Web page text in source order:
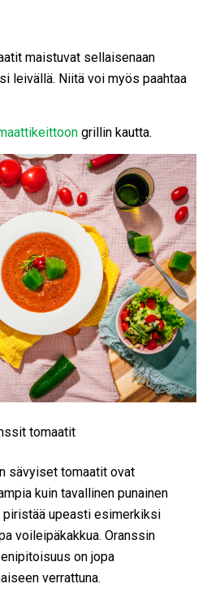
maistuvat sellaisenaan
leivällä. Niitä voi myös paahtaa
grillin kautta.
tomaatit
sävyiset tomaatit ovat
kuin tavallinen punainen
piristää upeasti esimerkiksi
voileipäkakkua. Oranssin
on jopa
verrattuna.